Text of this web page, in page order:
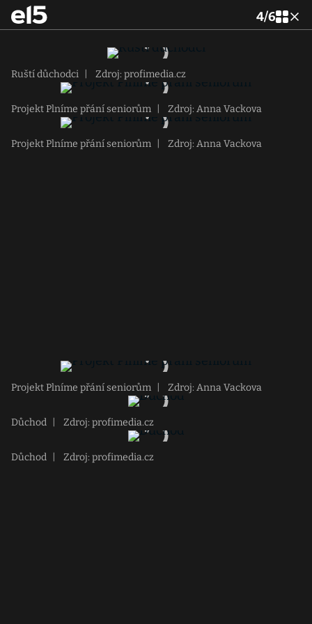
4/6
Ruští důchodci Zdroj: profimedia.cz
Projekt Plníme přání seniorům Zdroj: Anna Vackova
Projekt Plníme přání seniorům Zdroj: Anna Vackova
Projekt Plníme přání seniorům Zdroj: Anna Vackova
Důchod Zdroj: profimedia.cz
Důchod Zdroj: profimedia.cz